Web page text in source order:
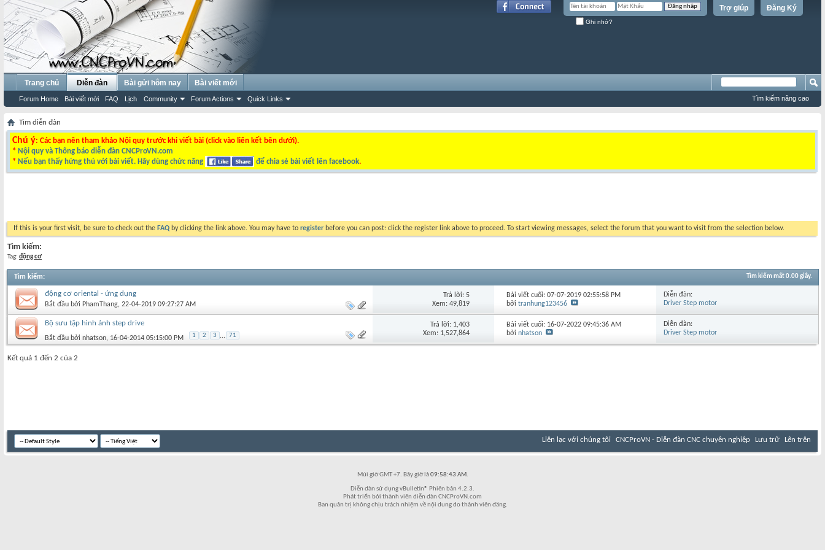
Đăng Ký
Trợ giúp
Ghi nhớ?
Trang chủ Diễn đàn
Forum Home Bài viết mới FAQ Lịch Community Forum Actions Quick Links
Bài gửi hôm nay Bài viết mới
Tìm kiếm nâng cao
Tìm diễn đàn
Chú ý: Các bạn nên tham khảo Nội quy trước khi viết bài (click vào liên kết bên dưới).
* Nội quy và Thông báo diễn đàn CNCProVN.com
* Nếu bạn thấy hứng thú với bài viết. Hãy dùng chức năng để chia sẻ bài viết lên facebook.
If this is your first visit, be sure to check out the FAQ by clicking the link above. You may have to register before you can post: click the register link above to proceed. To start viewing messages, select the forum that you want to visit from the selection below.
Tìm kiếm:
Tag: động cơ
Tìm kiếm: Tìm kiếm mất0.00giây.
động cơ oriental - ứng dụng
Bắt đầu bởi PhamThang‎, 22-04-2019 09:27:27 AM
Trả lời: 5
Xem: 49,819
Bài viết cuối: 07-07-2019 02:55:58 PM
bởi tranhung123456
Diễn đàn:
Driver Step motor
Bộ sưu tập hình ảnh step drive
Bắt đầu bởi nhatson‎, 16-04-2014 05:15:00 PM 1 2 3 ... 71
Trả lời: 1,403
Xem: 1,527,864
Bài viết cuối: 16-07-2022 09:45:36 AM
bởi nhatson
Diễn đàn:
Driver Step motor
Kết quả 1 đến 2 của 2
Liên lạc với chúng tôi CNCProVN - Diễn đàn CNC chuyên nghiệp Lưu trữ Lên trên
Múi giờ GMT +7. Bây giờ là09:58:43 AM.
Diễn đàn sử dụng vBulletin® Phiên bản 4.2.3.
Phát triển bởi thành viên diễn đàn CNCProVN.com
Ban quản trị không chịu trách nhiệm về nội dung do thành viên đăng.